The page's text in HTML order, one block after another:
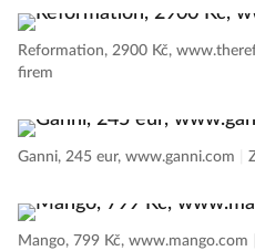
Reformation, 2900 Kč,
firem
Ganni, 245 eur, www.ganni.com
Mango, 799 Kč, www.mango.com